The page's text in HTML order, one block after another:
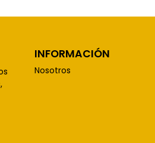
INFORMACIÓN
Nosotros